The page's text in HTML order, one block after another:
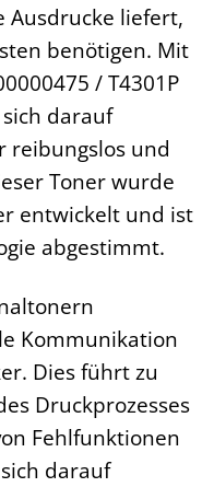
liefert,
benötigen. Mit
/ T4301P
darauf
reibungslos und
Toner wurde
entwickelt und ist
abgestimmt.
Kommunikation
Dies führt zu
Druckprozesses
Fehlfunktionen
darauf